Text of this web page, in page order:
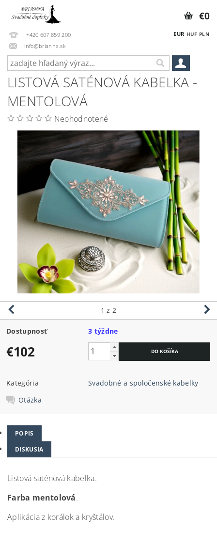
+420 607 859 200
info@brianna.sk
EUR HUF PLN
€0
LISTOVÁ SATÉNOVÁ KABELKA -
MENTOLOVÁ
Neohodnotené
1 z 2
Dostupnosť 3 týždne
€102
Kategória
Svadobné a spoločenské kabelky
Otázka
POPIS
DISKUSIA
Listová saténová kabelka.
Farba mentolová.
Aplikácia z korálok a kryštálov.